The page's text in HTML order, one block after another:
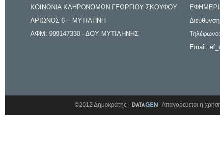
ΚΟΙΝΩΝΙΑ ΚΛΗΡΟΝΟΜΩΝ ΓΕΩΡΓΙΟΥ ΣΚΟΥΦΟΥ
ΑΡΙΩΝΟΣ 6 – ΜΥΤΙΛΗΝΗ
ΑΦΜ: 999147330 - ΔΟΥ ΜΥΤΙΛΗΝΗΣ
Email:
©2012 Δημοκράτης | Απαγορεύεται η